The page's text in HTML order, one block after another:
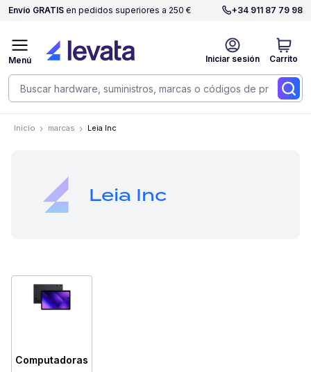
Envío GRATIS en pedidos superiores a 250 € +34 911 87 79 98
Iniciar sesión Carrito
Menú
Inicio marcas Leia Inc
Leia Inc
Computadoras